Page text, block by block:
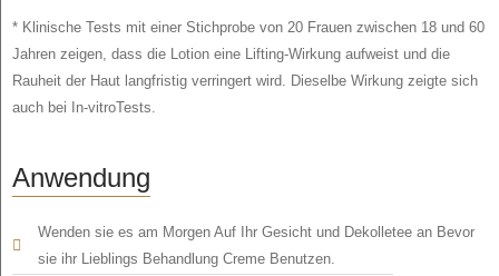
* Klinische Tests mit einer Stichprobe von 20 Frauen zwischen 18 und 60
Jahren zeigen, dass die Lotion eine Lifting-Wirkung aufweist und die
Rauheit der Haut langfristig verringert wird. Dieselbe Wirkung zeigte sich
auch bei In-vitroTests.
Anwendung
Wenden sie es am Morgen Auf Ihr Gesicht und Dekolletee an Bevor
sie ihr Lieblings Behandlung Creme Benutzen.